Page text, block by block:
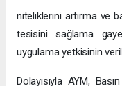
niteliklerini artırma ve
tesisini sağlama
uygulama yetkisinin
Dolayısıyla AYM,